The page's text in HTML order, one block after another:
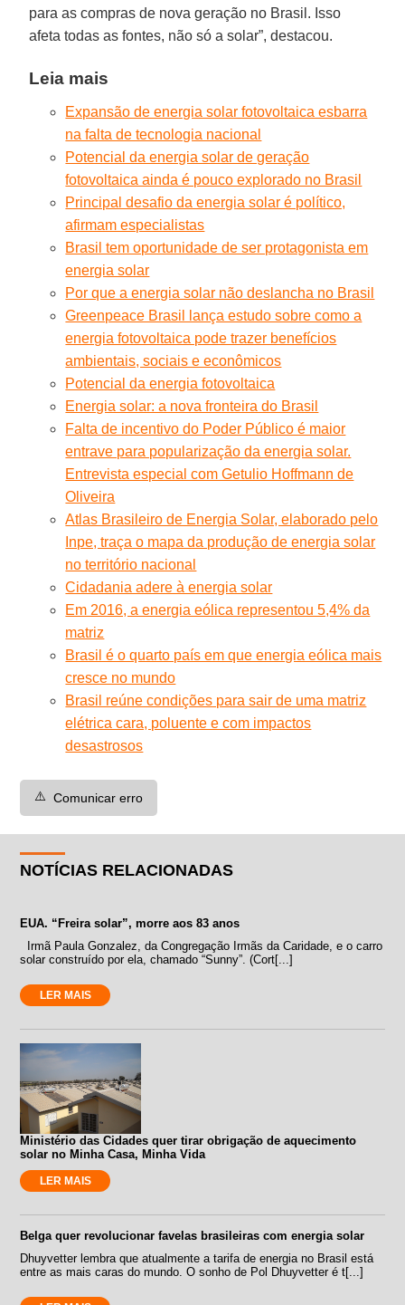
para as compras de nova geração no Brasil. Isso
afeta todas as fontes, não só a solar”, destacou.
Leia mais
Expansão de energia solar fotovoltaica esbarra
na falta de tecnologia nacional
Potencial da energia solar de geração
fotovoltaica ainda é pouco explorado no Brasil
Principal desafio da energia solar é político,
afirmam especialistas
Brasil tem oportunidade de ser protagonista em
energia solar
Por que a energia solar não deslancha no Brasil
Greenpeace Brasil lança estudo sobre como a
energia fotovoltaica pode trazer benefícios
ambientais, sociais e econômicos
Potencial da energia fotovoltaica
Energia solar: a nova fronteira do Brasil
Falta de incentivo do Poder Público é maior
entrave para popularização da energia solar.
Entrevista especial com Getulio Hoffmann de
Oliveira
Atlas Brasileiro de Energia Solar, elaborado pelo
Inpe, traça o mapa da produção de energia solar
no território nacional
Cidadania adere à energia solar
Em 2016, a energia eólica representou 5,4% da
matriz
Brasil é o quarto país em que energia eólica mais
cresce no mundo
Brasil reúne condições para sair de uma matriz
elétrica cara, poluente e com impactos
desastrosos
⚠️ Comunicar erro
NOTÍCIAS RELACIONADAS
EUA. “Freira solar”, morre aos 83 anos
Irmã Paula Gonzalez, da Congregação Irmãs da Caridade, e o carro
solar construído por ela, chamado “Sunny”. (Cort[...]
LER MAIS
Ministério das Cidades quer tirar obrigação de aquecimento
solar no Minha Casa, Minha Vida
LER MAIS
Belga quer revolucionar favelas brasileiras com energia solar
Dhuyvetter lembra que atualmente a tarifa de energia no Brasil está
entre as mais caras do mundo. O sonho de Pol Dhuyvetter é t[...]